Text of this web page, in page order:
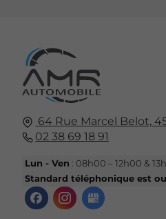
64 Rue Marcel Belot,
02 38 69 18 91
Lun - Ven : 08h00 – 12h00 &
Standard téléphonique est